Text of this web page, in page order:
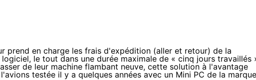
prend en charge les frais d'expédition (aller et retour) de la
le tout dans une durée maximale de « cinq jours travaillés
de leur machine flambant neuve, cette solution à l'avantage
testée il y a quelques années avec un Mini PC de la